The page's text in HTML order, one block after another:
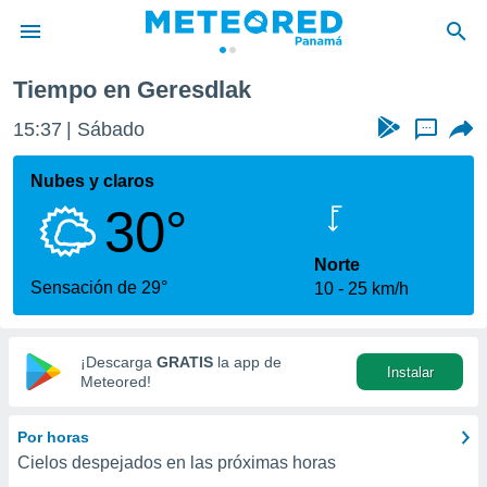
de
ha
calidad.
a este
las
y
digital
basada
Tiempo en Geresdlak
15:37 Sábado ...
Nubes y claros
30°
Sensación de 29°
Norte
10
25 km/h
¡Descarga GRATIS la app de
Meteored!
Instalar
Por horas
Cielos despejados en las próximas horas